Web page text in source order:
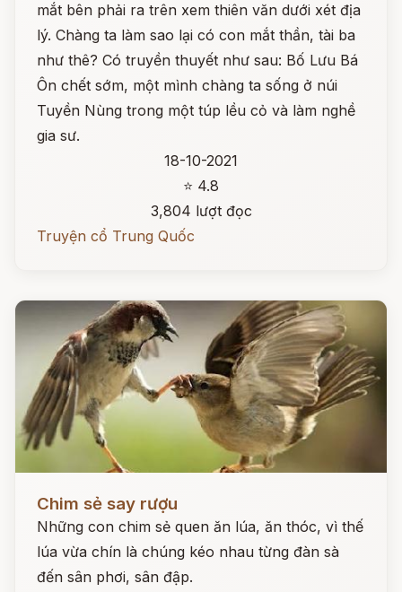
mắt bên phải ra trên xem thiên văn dưới xét địa
lý. Chàng ta làm sao lại có con mắt thần, tài ba
như thê? Có truyền thuyết như sau: Bố Lưu Bá
Ôn chết sớm, một mình chàng ta sống ở núi
Tuyền Nùng trong một túp lều cỏ và làm nghề
gia sư.
18-10-2021
⭐ 4.8
3,804 lượt đọc
Truyện cổ Trung Quốc
Chim sẻ say rượu
Những con chim sẻ quen ăn lúa, ăn thóc, vì thế
lúa vừa chín là chúng kéo nhau từng đàn sà
đến sân phơi, sân đập.